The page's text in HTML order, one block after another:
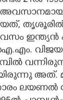
തൃശൂരിൽ
അത്.